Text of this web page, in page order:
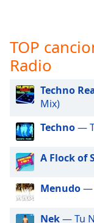
Audio
Track
Picture-
Picture
Fullscreen
modal
window.
Beginning
TOP
Radio
Techno
Mix)
Techno—
A Flock of
Menudo—
Nek— Tu